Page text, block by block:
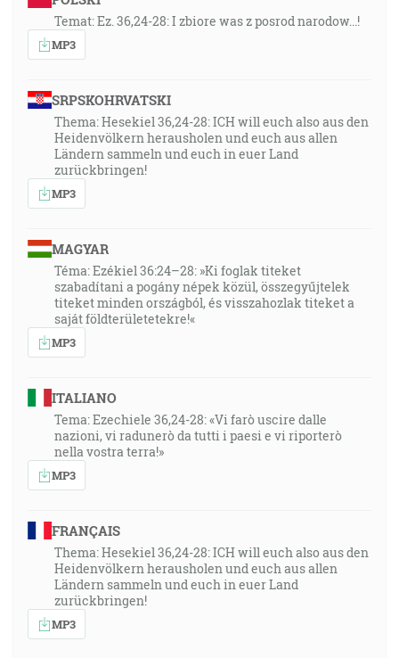
Temat: Ez. 36,24-28: I zbiore was z posrod narodow...!
MP3
SRPSKOHRVATSKI
Thema: Hesekiel 36,24-28: ICH will euch also aus den
Heidenvölkern herausholen und euch aus allen
Ländern sammeln und euch in euer Land
zurückbringen!
MP3
MAGYAR
Téma: Ezékiel 36:24–28: »Ki foglak titeket
szabadítani a pogány népek közül, összegyűjtelek
titeket minden országból, és visszahozlak titeket a
saját földterületetekre!«
MP3
ITALIANO
Tema: Ezechiele 36,24-28: «Vi farò uscire dalle
nazioni, vi radunerò da tutti i paesi e vi riporterò
nella vostra terra!»
MP3
FRANÇAIS
Thema: Hesekiel 36,24-28: ICH will euch also aus den
Heidenvölkern herausholen und euch aus allen
Ländern sammeln und euch in euer Land
zurückbringen!
MP3